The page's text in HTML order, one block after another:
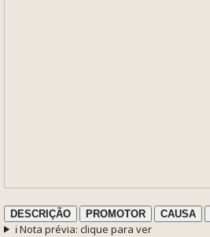
DESCRIÇÃO PROMOTOR CAUSA
ℹ️ Nota prévia: clique para ver